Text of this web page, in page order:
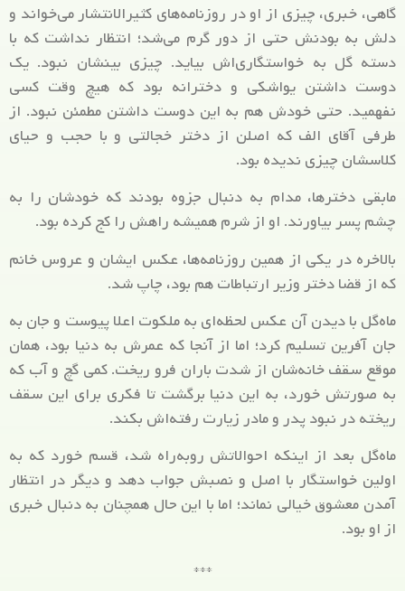
گاهی، خبری، چیزی از او در روزنامه‌های کثیرالانتشار می‌خواند و
دلش به بودنش حتی از دور گرم می‌شد؛ انتظار نداشت که با
دسته گل به خواستگاری‌اش بیاید. چیزی بینشان نبود. یک
دوست داشتن یواشکی و دخترانه بود که هیچ وقت کسی
نفهمید. حتی خودش هم به این دوست داشتن مطمئن نبود. از
طرفی آقای الف که اصلن از دختر خجالتی و با حجب و حیای
کلاسشان چیزی ندیده بود.
مابقی دخترها، مدام به دنبال جزوه بودند که خودشان را به
چشم پسر بیاورند. او از شرم همیشه راهش را کج کرده بود.
بالاخره در یکی از همین روزنامه‌ها، عکس ایشان و عروس خانم
که از قضا دختر وزیر ارتباطات هم بود، چاپ شد.
ماه‌گل با دیدن آن عکس لحظه‌ای به ملکوت اعلا پیوست و جان به
جان آفرین تسلیم کرد؛ اما از آنجا که عمرش به دنیا بود، همان
موقع سقف خانه‌شان از شدت باران فرو ریخت. کمی گچ و آب که
به صورتش خورد، به این دنیا برگشت تا فکری برای این سقف
ریخته در نبود پدر و مادر زیارت رفته‌اش بکند.
ماه‌گل بعد از اینکه احوالاتش روبه‌راه شد، قسم خورد که به
اولین خواستگار با اصل و نصبش جواب دهد و دیگر در انتظار
آمدن معشوق خیالی نماند؛ اما با این حال همچنان به دنبال خبری
از او بود.
***